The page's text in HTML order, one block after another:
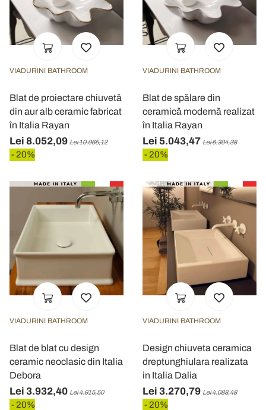
VIADURINI BATHROOM
Blat de proiectare chiuvetă
din aur alb ceramic fabricat
în Italia Rayan
Lei 8.052,09 Lei 10.065,12
- 20%
VIADURINI BATHROOM
Blat de spălare din
ceramică modernă realizat
în Italia Rayan
Lei 5.043,47 Lei 6.304,38
- 20%
VIADURINI BATHROOM
Blat de blat cu design
ceramic neoclasic din Italia
Debora
Lei 3.932,40 Lei 4.915,50
- 20%
VIADURINI BATHROOM
Design chiuveta ceramica
dreptunghiulara realizata
in Italia Dalia
Lei 3.270,79 Lei 4.088,48
- 20%